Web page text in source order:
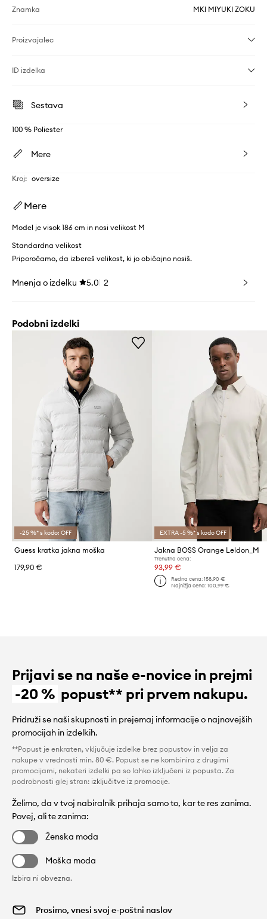
Znamka MKI MIYUKI ZOKU
Proizvajalec
ID izdelka
Sestava
100 % Poliester
Mere
Kroj: oversize
Mere
Model je visok 186 cm in nosi velikost M
Standardna velikost
Priporočamo, da izbereš velikost, ki jo običajno nosiš.
Mnenja o izdelku 5.0 2
Podobni izdelki
-25 %* s kodo: OFF
Guess kratka jakna moška
179,90 €
EXTRA -5 %* s kodo OFF
Jakna BOSS Orange Leldon_M
Trenutna cena:
93,99 €
Redna cena: 158,90 €
Najnižja cena: 100,99 €
Prijavi se na naše e-novice in prejmi
-20 % popust** pri prvem nakupu.
Pridruži se naši skupnosti in prejemaj informacije o najnovejših
promocijah in izdelkih.
**Popust je enkraten, vključuje izdelke brez popustov in velja za
nakupe v vrednosti min. 80 €. Popust se ne kombinira z drugimi
promocijami, nekateri izdelki pa so lahko izključeni iz popusta. Za
podrobnosti glej stran: izključitve iz promocije.
Želimo, da v tvoj nabiralnik prihaja samo to, kar te res zanima.
Povej, ali te zanima:
Ženska moda
Moška moda
Izbira ni obvezna.